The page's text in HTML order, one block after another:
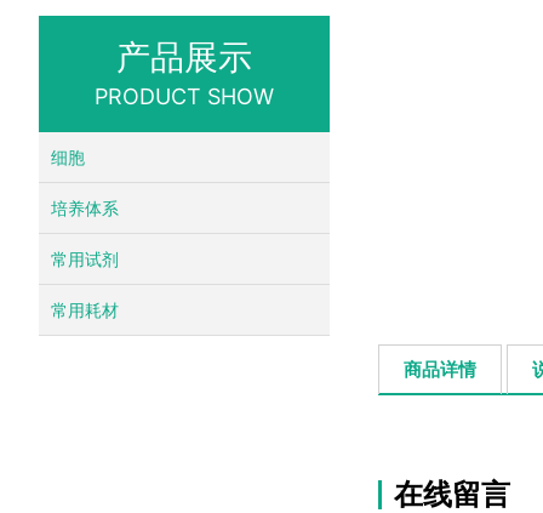
产品展示
PRODUCT SHOW
细胞
培养体系
常用试剂
常用耗材
商品详情
在线留言